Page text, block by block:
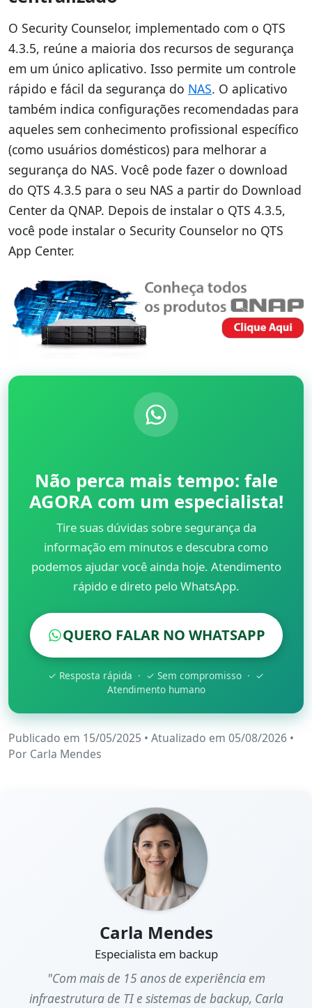
O Security Counselor, implementado com o QTS
4.3.5, reúne a maioria dos recursos de segurança
em um único aplicativo. Isso permite um controle
rápido e fácil da segurança do NAS. O aplicativo
também indica configurações recomendadas para
aqueles sem conhecimento profissional específico
(como usuários domésticos) para melhorar a
segurança do NAS. Você pode fazer o download
do QTS 4.3.5 para o seu NAS a partir do Download
Center da QNAP. Depois de instalar o QTS 4.3.5,
você pode instalar o Security Counselor no QTS
App Center.
Não perca mais tempo: fale
AGORA com um especialista!
Tire suas dúvidas sobre segurança da
informação em minutos e descubra como
podemos ajudar você ainda hoje. Atendimento
rápido e direto pelo WhatsApp.
QUERO FALAR NO WHATSAPP
✓ Resposta rápida · ✓ Sem compromisso · ✓
Atendimento humano
Publicado em 15/05/2025 • Atualizado em 05/08/2026 •
Por Carla Mendes
Carla Mendes
Especialista em backup
"Com mais de 15 anos de experiência em
infraestrutura de TI e sistemas de backup, Carla